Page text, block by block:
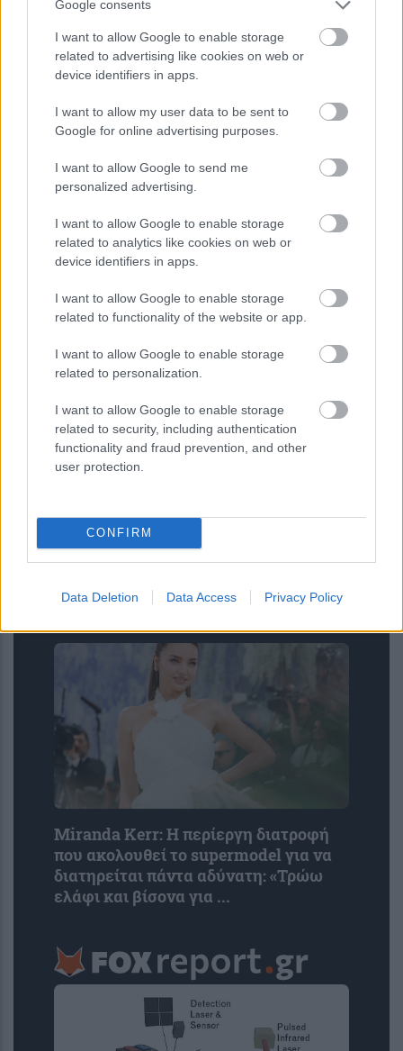
Google consents
I want to allow Google to enable storage
related to advertising like cookies on web or
device identifiers in apps.
I want to allow my user data to be sent to
Google for online advertising purposes.
I want to allow Google to send me
personalized advertising.
I want to allow Google to enable storage
related to analytics like cookies on web or
device identifiers in apps.
I want to allow Google to enable storage
related to functionality of the website or app.
I want to allow Google to enable storage
related to personalization.
I want to allow Google to enable storage
related to security, including authentication
functionality and fraud prevention, and other
user protection.
CONFIRM
Data Deletion Data Access Privacy Policy
θαλάσσιες δραστηριότητες
«Δείτε δωρεάν online την Οδύσσεια»:
Η νέα απάτη που παγιδεύει θεατές με
ψεύτικα streaming sites
Δυσκολεύεστε να παρκάρετε; Πότε
Εμφανίζεται πριν την απώλεια
Miranda Kerr: Η περίεργη διατροφή
που ακολουθεί το supermodel για να
διατηρείται πάντα αδύνατη: «Τρώω
ελάφι και βίσονα για ...